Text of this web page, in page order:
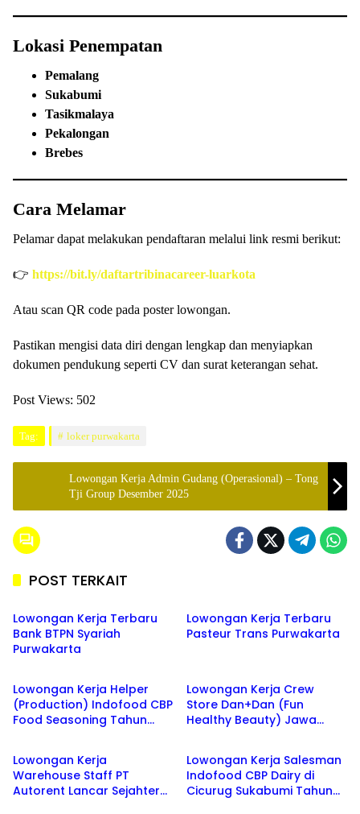
Lokasi Penempatan
Pemalang
Sukabumi
Tasikmalaya
Pekalongan
Brebes
Cara Melamar
Pelamar dapat melakukan pendaftaran melalui link resmi berikut:
👉 https://bit.ly/daftartribinacareer-luarkota
Atau scan QR code pada poster lowongan.
Pastikan mengisi data diri dengan lengkap dan menyiapkan
dokumen pendukung seperti CV dan surat keterangan sehat.
Post Views: 502
Tag: loker purwakarta
Lowongan Kerja Admin Gudang (Operasional) – Tong
Tji Group Desember 2025
POST TERKAIT
BANK
Lowongan Kerja Terbaru
Bank BTPN Syariah
Purwakarta
Lowongan Kerja Terbaru
Pasteur Trans Purwakarta
SMA/SMK
Lowongan Kerja Helper
(Production) Indofood CBP
Food Seasoning Tahun
Lowongan Kerja Crew
Store Dan+Dan (Fun
Healthy Beauty) Jawa
SMA/SMK
Lowongan Kerja
Warehouse Staff PT
Autorent Lancar Sejahtera
SMA/SMK
Lowongan Kerja Salesman
Indofood CBP Dairy di
Cicurug Sukabumi Tahun